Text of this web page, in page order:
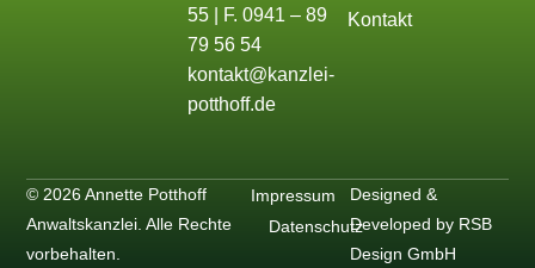
55 | F. 0941 – 89
79 56 54
kontakt@kanzlei-
potthoff.de
Kontakt
© 2026 Annette Potthoff
Anwaltskanzlei. Alle Rechte
vorbehalten.
Impressum
Datenschutz
Designed &
Developed by RSB
Design GmbH